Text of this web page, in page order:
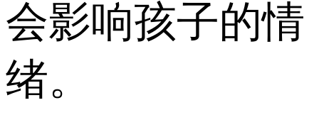
会影响孩子的情
绪。